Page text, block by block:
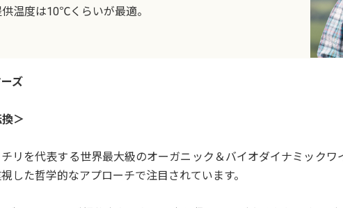
温度は10℃くらいが最適。
ズ
＞
リを代表する世界最大級のオーガニック＆バイオダイナミック
した哲学的なアプローチで注目されています。